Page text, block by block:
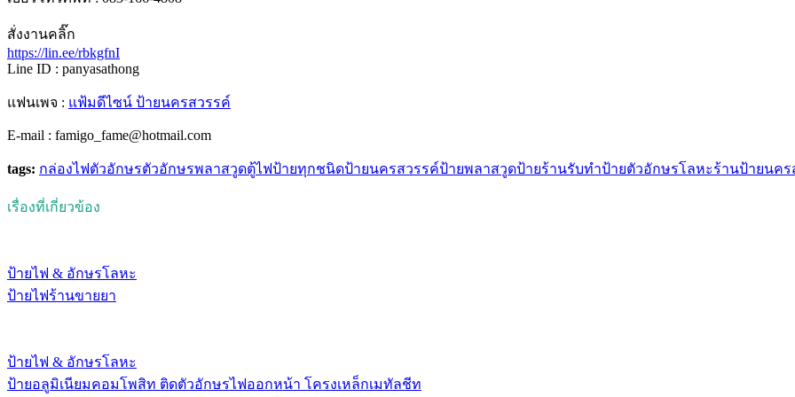
สั่งงานคลิ๊ก
https://lin.ee/rbkgfnI
Line ID : panyasathong
แฟนเพจ : แฟ้มดีไซน์ ป้ายนครสวรรค์
E-mail : famigo_fame@hotmail.com
tags: กล่องไฟตัวอักษรตัวอักษรพลาสวูดตู้ไฟป้ายทุกชนิดป้ายนครสวรรค์ป้ายพลาสวูดป้ายร้านรับทำป้ายตัวอักษรโลหะร้านป้ายนคร
เรื่องที่เกี่ยวข้อง
ป้ายไฟ & อักษรโลหะ
ป้ายไฟร้านขายยา
ป้ายไฟ & อักษรโลหะ
ป้ายอลูมิเนียมคอมโพสิท ติดตัวอักษรไฟออกหน้า โครงเหล็กเมทัลชีท